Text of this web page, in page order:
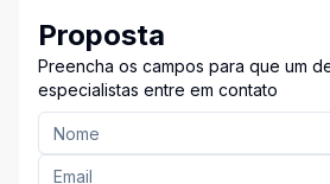
Proposta
Preencha os campos para que um
especialistas entre em contato